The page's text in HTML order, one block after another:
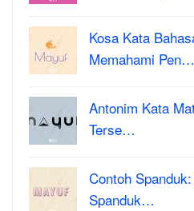
Kosa Kata
Memahami Pen…
Antonim Kata
Terse…
Contoh
Spanduk…